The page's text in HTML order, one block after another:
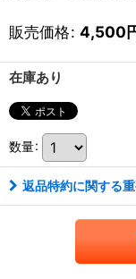
販売価格: 4,500
在庫あり
数量:
返品特約に関する